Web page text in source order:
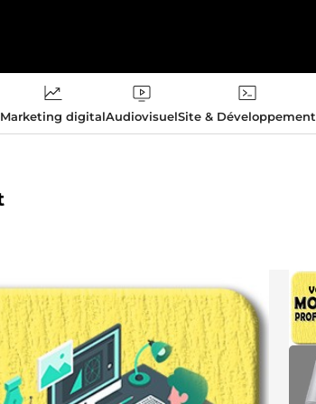
Marketing digitalAudiovisuelSite & Développement